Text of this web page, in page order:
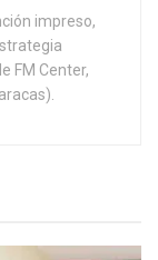
impreso,
FM Center,